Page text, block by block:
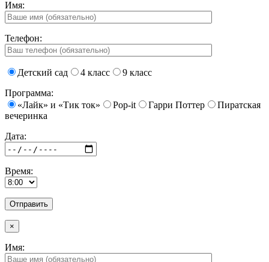
Имя:
Телефон:
Детский сад 4 класс
9 класс
Программа:
«Лайк» и «Тик ток»
Pop-it Гарри Поттер
Пиратская
вечеринка
Дата:
Время:
×
Имя: